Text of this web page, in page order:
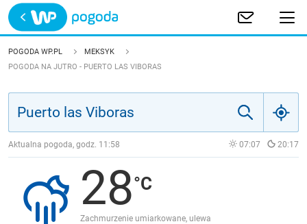
Trwa ładowanie
POLSKA
JAKOŚĆ POWIETRZA
POGODA WP.PL
MEKSYK
POGODA NA JUTRO - PUERTO LAS VIBORAS
Aktualna pogoda, godz. 11:58 07:07 20:17
28
Zachmurzenie umiarkowane, ulewa